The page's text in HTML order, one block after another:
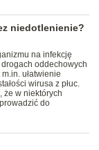
niedotlenienie?
na infekcję
oddechowych
ułatwienie
wirusa z płuc.
że w niektórych
do